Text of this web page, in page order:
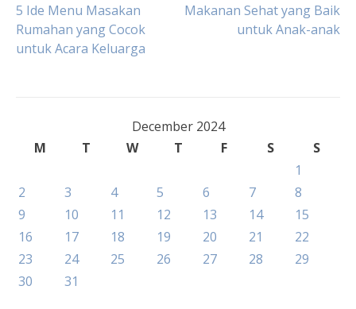
Post
navigation
5 Ide Menu Masakan
Rumahan yang Cocok
untuk Acara Keluarga
Makanan Sehat yang Baik
untuk Anak-anak
December 2024
M
T W T F S
S
1
2
3 4 5 6 7
8
9
10 11 12 13 14
15
16
17 18 19 20 21
22
23
24 25 26 27 28
29
30
31